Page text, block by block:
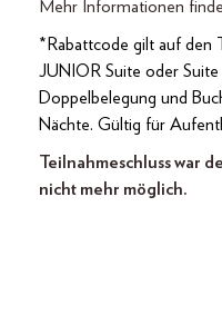
Mehr Informationen
*Rabattcode gilt auf den
JUNIOR Suite oder Suite
Doppelbelegung und
Nächte. Gültig für
Teilnahmeschluss war
nicht mehr möglich.